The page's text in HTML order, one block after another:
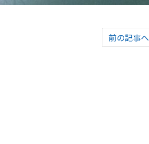
前の記事へ